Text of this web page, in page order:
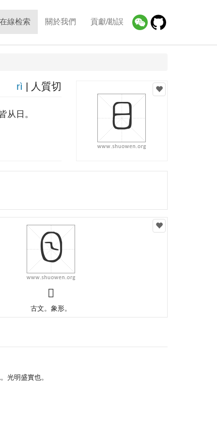
在線检索 關於我們 貢獻/勘誤
rì | 人質切
从日。
𡆠
古文。象形。
光明盛實也。